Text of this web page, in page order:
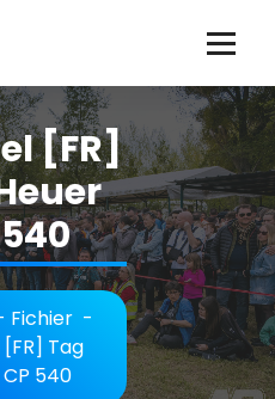
[FR]
Fichier-
Tag
540